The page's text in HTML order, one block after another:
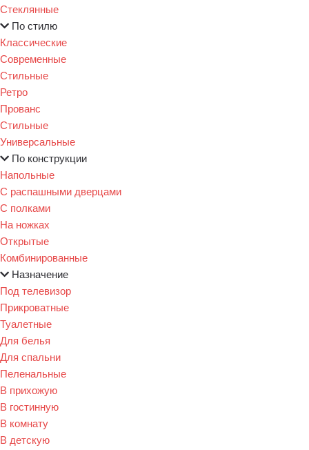
Стеклянные
По стилю
Классические
Современные
Стильные
Ретро
Прованс
Стильные
Универсальные
По конструкции
Напольные
С распашными дверцами
С полками
На ножках
Открытые
Комбинированные
Назначение
Под телевизор
Прикроватные
Туалетные
Для белья
Для спальни
Пеленальные
В прихожую
В гостинную
В комнату
В детскую